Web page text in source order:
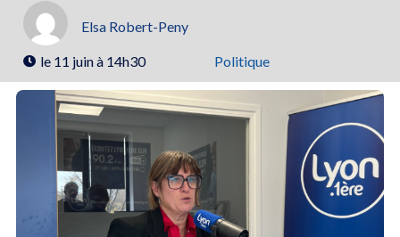
Elsa Robert-Peny
le 11 juin à 14h30 Politique